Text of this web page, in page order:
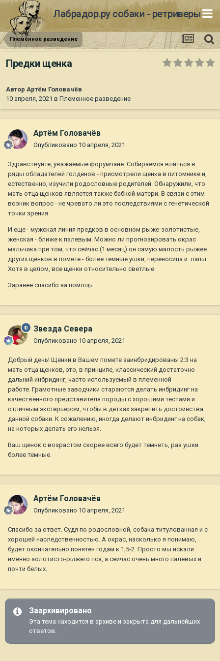
Лабрадор.ру собаки - ретриверы
Племенное разведение
Предки щенка
Автор Артём Головачёв
10 апреля, 2021 в Племенное разведение
Артём Головачёв
Опубликовано 10 апреля, 2021
Здравствуйте, уважаемые форумчане. Собираемся влиться в
ряды обладателей голденов - присмотрели щенка в питомнике и,
естественно, изучили родословные родителей. Обнаружили, что
мать отца щенков является также бабкой матери. В связи с этим
возник вопрос - не чревато ли это последствиями с генетической
точки зрения.
И еще - мужская линия предков в основном рыже-золотистые,
женская - ближе к палевым. Можно ли прогнозировать окрас
мальчика при том, что сейчас (1 месяц) он самую малость рыжее
других щенков в помете - более темные ушки, переносица и лапы.
Хотя в целом, все щенки относительно светлые.
Заранее спасибо за помощь.
Звезда Севера
Опубликовано 10 апреля, 2021
Добрый день! Щенки в Вашем помете заинбридированы 2:3 на
мать отца щенков, это, в принципе, классический достаточно
дальний инбридинг, часто используемый в племенной
работе. Грамотные заводчики стараются делать инбридинг на
качественного представителя породы с хорошими тестами и
отличным экстерьером, чтобы в детках закрепить достоинства
данной собаки. К сожалению, иногда делают инбридинг на собак,
на которых делать его нельзя.
Ваш щенок с возрастом скорее всего будет темнеть, раз ушки
более темные.
Артём Головачёв
Опубликовано 10 апреля, 2021
Спасибо за ответ. Судя по родословной, собака титулованная и с
хорошей наследственностью. А окрас, насколько я понимаю,
будет окончательно понятен годам к 1,5-2. Просто мы искали
именно золотисто-рыжего пса, а сейчас очень много палевых и
почти белых.
Заархивировано
Эта тема находится в архиве и закрыта для дальнейших
ответов.